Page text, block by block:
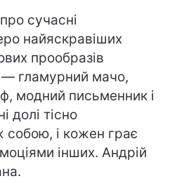
сучасні
найяскравіших
прообразів
— гламурний мачо,
модний письменник і
долі тісно
собою, і кожен грає
інших. Андрій